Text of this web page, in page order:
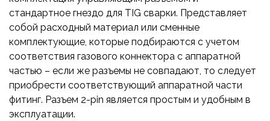
стандартное гнездо для TIG сварки. Представляет
собой расходный материал или сменные
комплектующие, которые подбираются с учетом
соответствия газового коннектора с аппаратной
частью – если же разъемы не совпадают, то следует
приобрести соответствующий аппаратной части
фитинг. Разъем 2-pin является простым и удобным в
эксплуатации.